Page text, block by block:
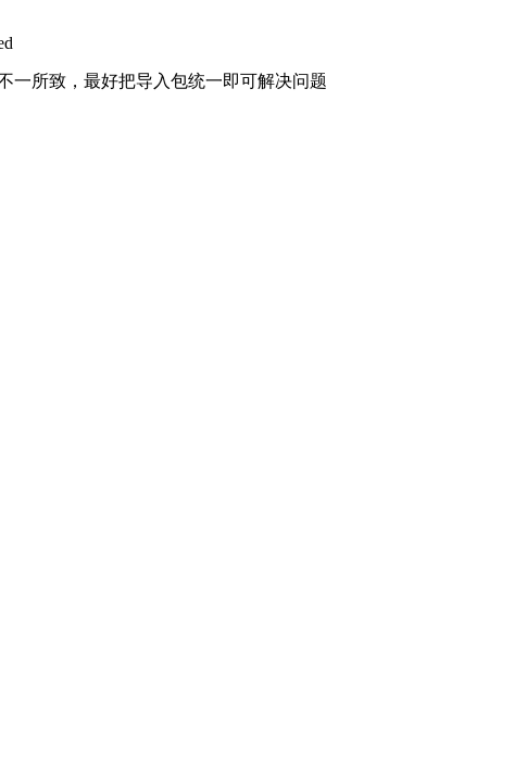
一所致，最好把导入包统一即可解决问题